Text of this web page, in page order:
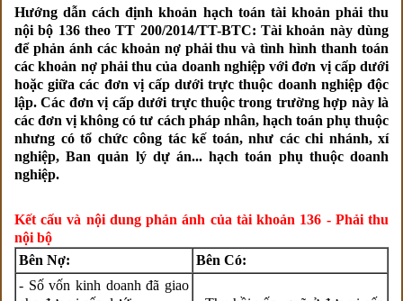
Hướng dẫn cách định khoản hạch toán tài khoản phải thu
nội bộ 136 theo TT 200/2014/TT-BTC: Tài khoản này dùng
để phản ánh các khoản nợ phải thu và tình hình thanh toán
các khoản nợ phải thu của doanh nghiệp với đơn vị cấp dưới
hoặc giữa các đơn vị cấp dưới trực thuộc doanh nghiệp độc
lập. Các đơn vị cấp dưới trực thuộc trong trường hợp này là
các đơn vị không có tư cách pháp nhân, hạch toán phụ thuộc
nhưng có tổ chức công tác kế toán, như các chi nhánh, xí
nghiệp, Ban quản lý dự án... hạch toán phụ thuộc doanh
nghiệp.
Kết cấu và nội dung phản ánh của tài khoản 136 - Phải thu
nội bộ
Bên Nợ:
Bên Có:
- Số vốn kinh doanh đã giao